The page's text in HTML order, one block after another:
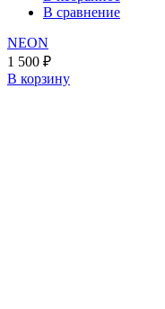
В сравнение
NEON
1 500 ₽
В корзину